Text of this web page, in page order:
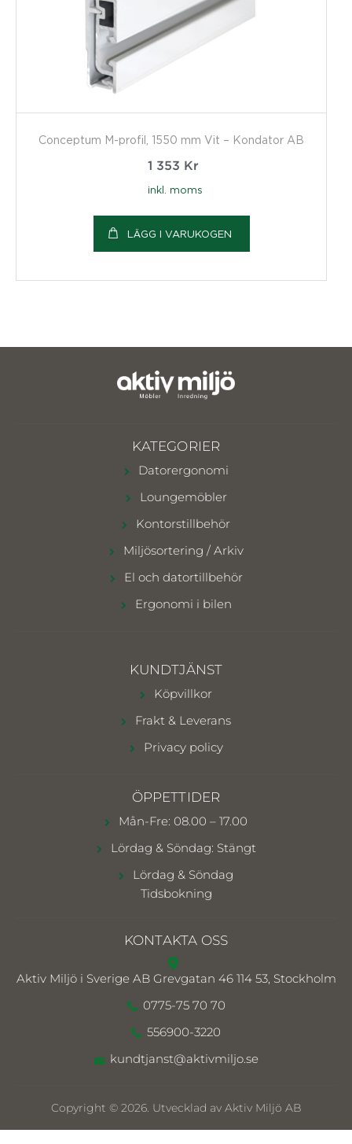
Conceptum M-profil, 1550 mm Vit – Kondator AB
1 353 Kr
inkl. moms
LÄGG I VARUKOGEN
KATEGORIER
Datorergonomi
Loungemöbler
Kontorstillbehör
Miljösortering / Arkiv
El och datortillbehör
Ergonomi i bilen
KUNDTJÄNST
Köpvillkor
Frakt & Leverans
Privacy policy
ÖPPETTIDER
Mån-Fre: 08.00 – 17.00
Lördag & Söndag: Stängt
Lördag & Söndag
Tidsbokning
KONTAKTA OSS
Aktiv Miljö i Sverige AB Grevgatan 46 114 53, Stockholm
0775-75 70 70
556900-3220
kundtjanst@aktivmiljo.se
Copyright © 2026. Utvecklad av Aktiv Miljö AB